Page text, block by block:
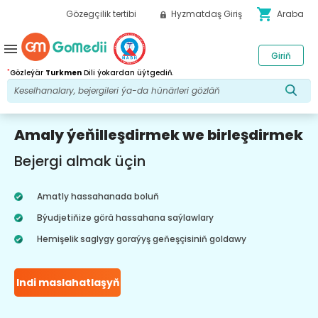
Gözegçilik tertibi Hyzmatdaş Giriş shopping_cart Araba
*Gözleýär Turkmen Dili ýokardan üýtgediň.
Giriň
menu
Amaly ýeňilleşdirmek we birleşdirmek
Bejergi almak üçin
Amatly hassahanada boluň
Býudjetiňize görä hassahana saýlawlary
Hemişelik saglygy goraýyş geňeşçisiniň goldawy
Indi maslahatlaşyň